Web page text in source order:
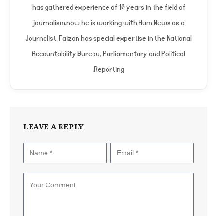
has gathered experience of 10 years in the field of
journalism.now he is working with Hum News as a
Journalist. Faizan has special expertise in the National
Accountability Bureau, Parliamentary and Political
Reporting.
LEAVE A REPLY